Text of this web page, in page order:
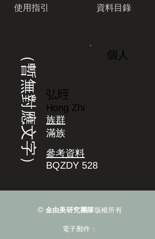
使用指引 資料目錄
（暫無對應文字） 個人
弘晊
Hong Zhi
族群
滿族
參考資料
BQZDY 528
© 金由美研究團隊版權所有
電子郵件：